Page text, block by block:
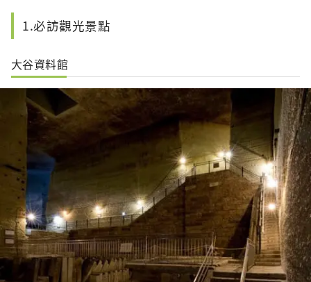
1.必訪觀光景點
大谷資料館